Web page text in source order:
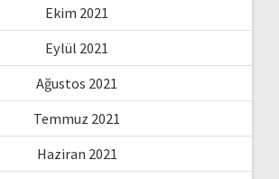
Ekim 2021
Eylül 2021
Ağustos 2021
Temmuz 2021
Haziran 2021